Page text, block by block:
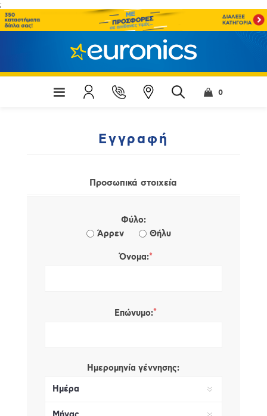
;
0
Εγγραφή
Προσωπικά στοιχεία
Φύλο:
Άρρεν
Θήλυ
Όνομα:*
Επώνυμο:*
Ημερομηνία γέννησης: